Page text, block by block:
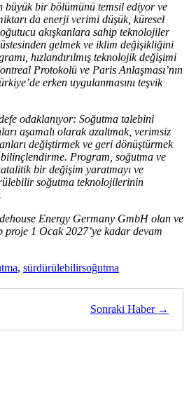
büyük bir bölümünü temsil ediyor ve
da enerji verimi düşük, küresel
akışkanlara sahip teknolojiler
gelmek ve iklim değişikliğini
hızlandırılmış teknolojik değişimi
Protokolü ve Paris Anlaşması’nın
erken uygulanmasını teşvik
odaklanıyor: Soğutma talebini
aşamalı olarak azaltmak, verimsiz
değiştirmek ve geri dönüştürmek
Program, soğutma ve
bir değişim yaratmayı ve
soğutma teknolojilerinin
Energy Germany GmbH olan ve
proje 1 Ocak 2027’ye kadar devam
, sürdürülebilirsoğutma
Sonraki Haber →